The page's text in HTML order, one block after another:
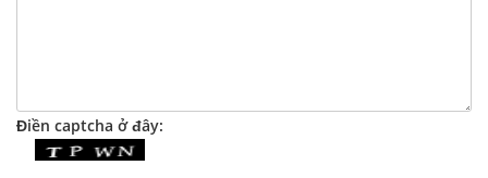
Điền captcha ở đây: